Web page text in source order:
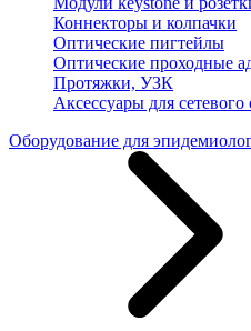
Коннекторы и колпачки
Оптические пигтейлы
Оптические проходные
Протяжки, УЗК
Аксессуары для
Оборудование для